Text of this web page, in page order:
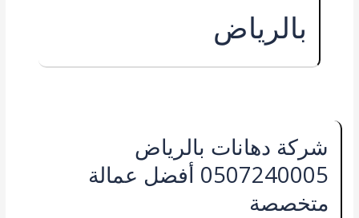
بالرياض
شركة دهانات بالرياض
0507240005 أفضل عمالة
متخصصة
شركة
دهانات
بالرياض
أفضل